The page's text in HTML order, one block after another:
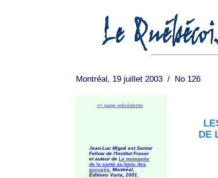
Montréal, 19 juillet 2003 / No 126
<< page précédente
Jean-Luc Migué est Senior
Fellow de l'Institut Fraser
et auteur de Le monopole
de la santé au banc des
accusés , Montréal,
Éditions Varia, 2001.
DE